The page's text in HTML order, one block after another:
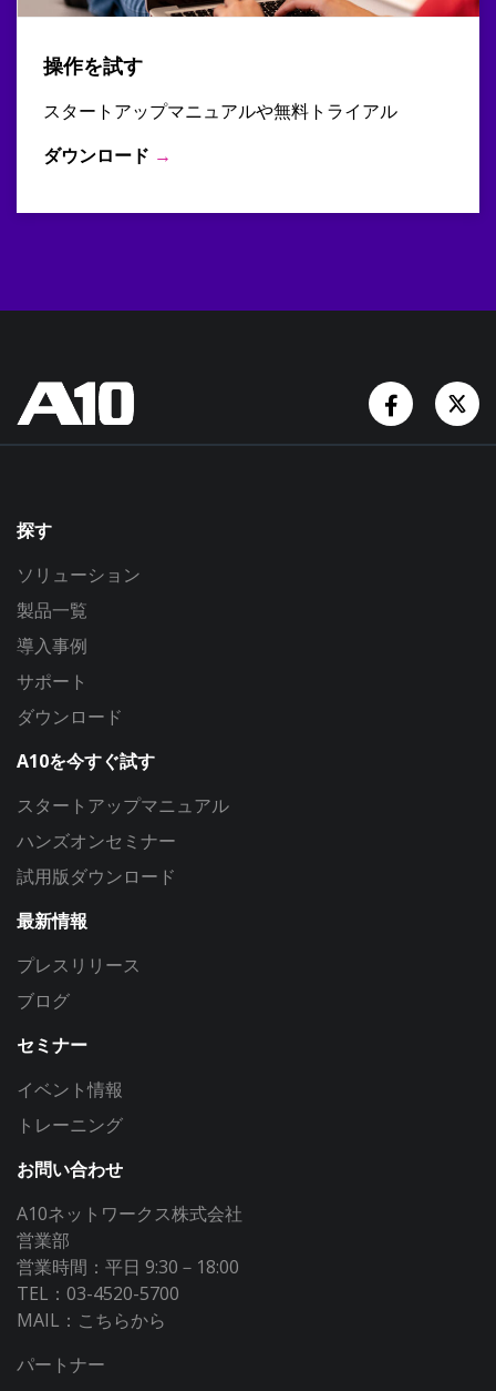
操作を試す
スタートアップマニュアルや無料トライアル
ダウンロード →
探す
ソリューション
製品一覧
導入事例
サポート
ダウンロード
A10を今すぐ試す
スタートアップマニュアル
ハンズオンセミナー
試用版ダウンロード
最新情報
プレスリリース
ブログ
セミナー
イベント情報
トレーニング
お問い合わせ
A10ネットワークス株式会社
営業部
営業時間：平日 9:30－18:00
TEL：03-4520-5700
MAIL： こちらから
パートナー